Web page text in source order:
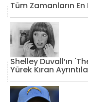
Tüm Zamanların
Shelley Duvall’ın
Yürek Kıran